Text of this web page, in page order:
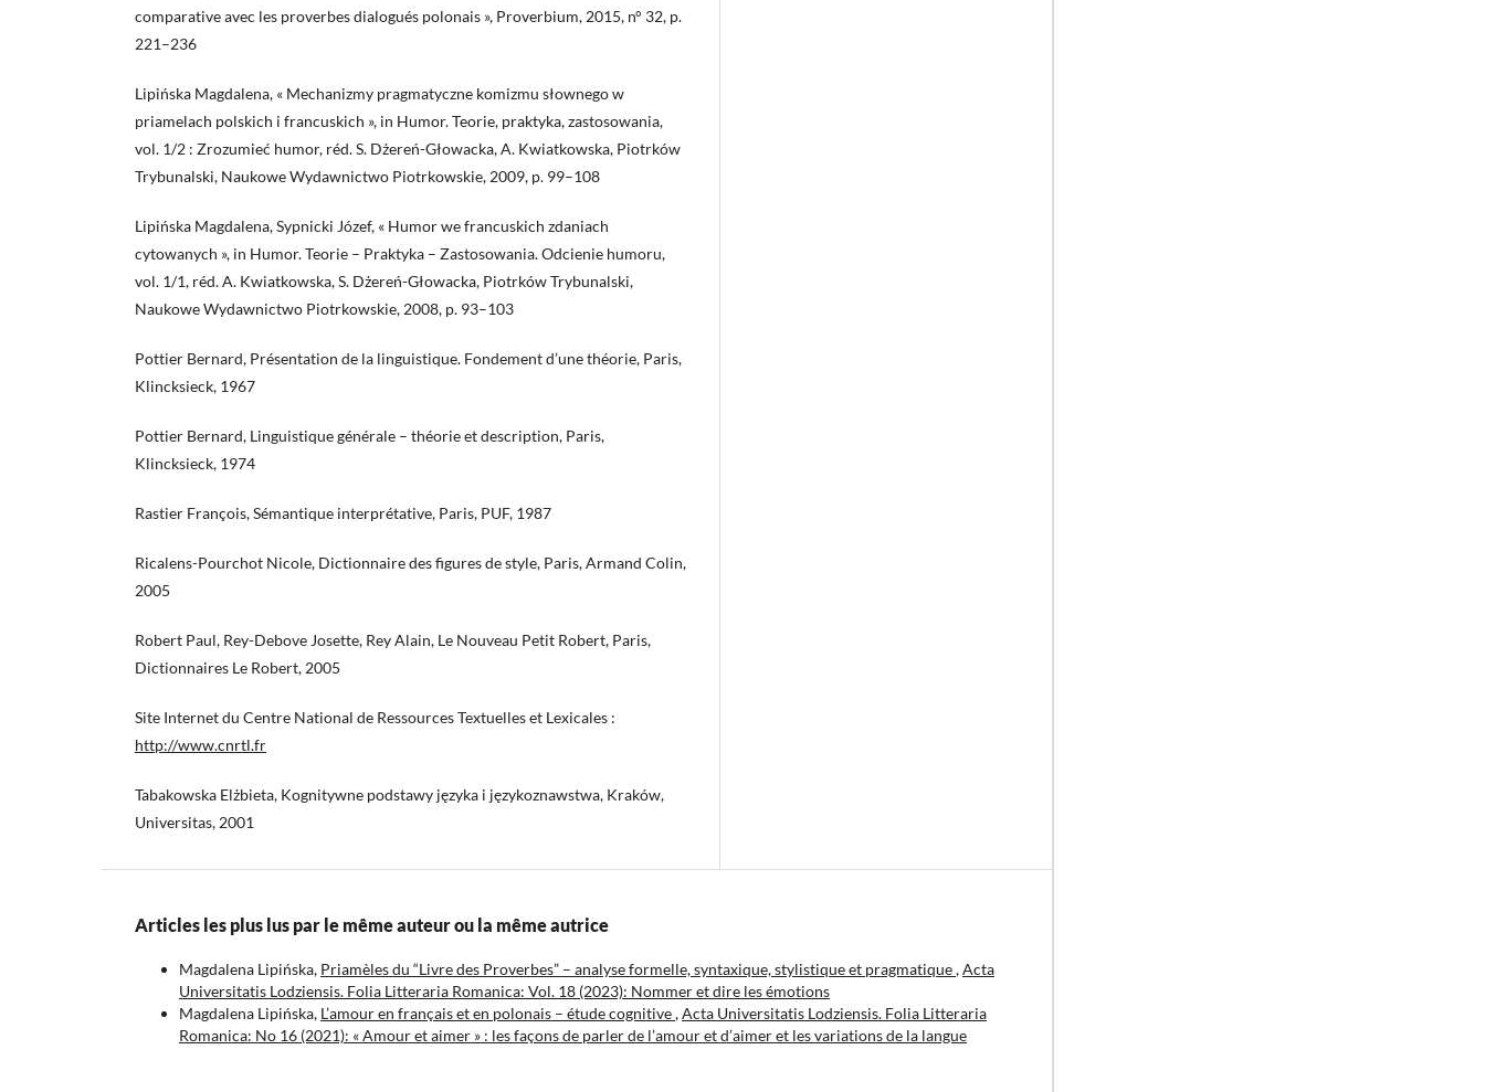
comparative avec les proverbes dialogués polonais », Proverbium, 2015, n° 32, p.
221–236
Lipińska Magdalena, « Mechanizmy pragmatyczne komizmu słownego w
priamelach polskich i francuskich », in Humor. Teorie, praktyka, zastosowania,
vol. 1/2 : Zrozumieć humor, réd. S. Dżereń-Głowacka, A. Kwiatkowska, Piotrków
Trybunalski, Naukowe Wydawnictwo Piotrkowskie, 2009, p. 99–108
Lipińska Magdalena, Sypnicki Józef, « Humor we francuskich zdaniach
cytowanych », in Humor. Teorie – Praktyka – Zastosowania. Odcienie humoru,
vol. 1/1, réd. A. Kwiatkowska, S. Dżereń-Głowacka, Piotrków Trybunalski,
Naukowe Wydawnictwo Piotrkowskie, 2008, p. 93–103
Pottier Bernard, Présentation de la linguistique. Fondement d’une théorie, Paris,
Klincksieck, 1967
Pottier Bernard, Linguistique générale – théorie et description, Paris,
Klincksieck, 1974
Rastier François, Sémantique interprétative, Paris, PUF, 1987
Ricalens-Pourchot Nicole, Dictionnaire des figures de style, Paris, Armand Colin,
2005
Robert Paul, Rey-Debove Josette, Rey Alain, Le Nouveau Petit Robert, Paris,
Dictionnaires Le Robert, 2005
Site Internet du Centre National de Ressources Textuelles et Lexicales :
http://www.cnrtl.fr
Tabakowska Elżbieta, Kognitywne podstawy języka i językoznawstwa, Kraków,
Universitas, 2001
Articles les plus lus par le même auteur ou la même autrice
Magdalena Lipińska, Priamèles du “Livre des Proverbes” – analyse formelle, syntaxique, stylistique et pragmatique,Acta
Universitatis Lodziensis. Folia Litteraria Romanica: Vol. 18 (2023): Nommer et dire les émotions
Magdalena Lipińska, L’amour en français et en polonais – étude cognitive,Acta Universitatis Lodziensis. Folia Litteraria
Romanica: No 16 (2021): « Amour et aimer » : les façons de parler de l’amour et d’aimer et les variations de la langue